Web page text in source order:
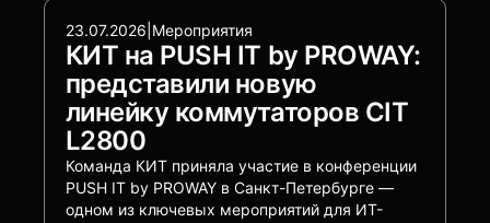
23.07.2026 Мероприятия
КИТ на PUSH IT by PROWAY:
представили новую
линейку коммутаторов CIT
L2800
Команда КИТ приняла участие в конференции
PUSH IT by PROWAY в Санкт-Петербурге —
одном из ключевых мероприятий для ИТ-